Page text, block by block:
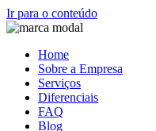
Ir para o conteúdo
Home
Sobre a Empresa
Serviços
Diferenciais
FAQ
Blog